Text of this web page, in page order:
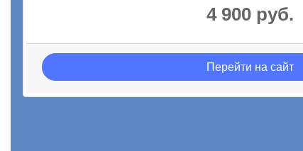
4 900 руб.
Перейти на сайт